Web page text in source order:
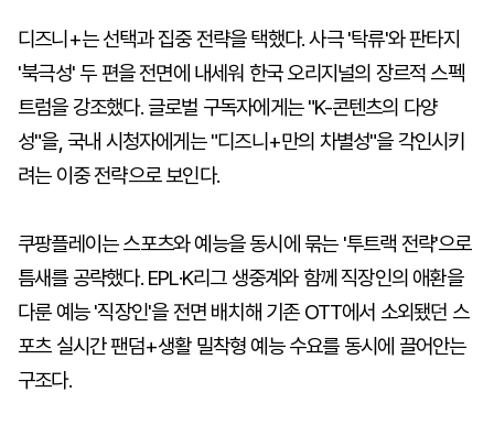
디즈니+는 선택과 집중 전략을 택했다. 사극 '탁류'와 판타지
'북극성' 두 편을 전면에 내세워 한국 오리지널의 장르적 스펙
트럼을 강조했다. 글로벌 구독자에게는 "K-콘텐츠의 다양
성"을, 국내 시청자에게는 "디즈니+만의 차별성"을 각인시키
려는 이중 전략으로 보인다.
쿠팡플레이는 스포츠와 예능을 동시에 묶는 '투트랙 전략'으로
틈새를 공략했다. EPL·K리그 생중계와 함께 직장인의 애환을
다룬 예능 '직장인'을 전면 배치해 기존 OTT에서 소외됐던 스
포츠 실시간 팬덤+생활 밀착형 예능 수요를 동시에 끌어안는
구조다.